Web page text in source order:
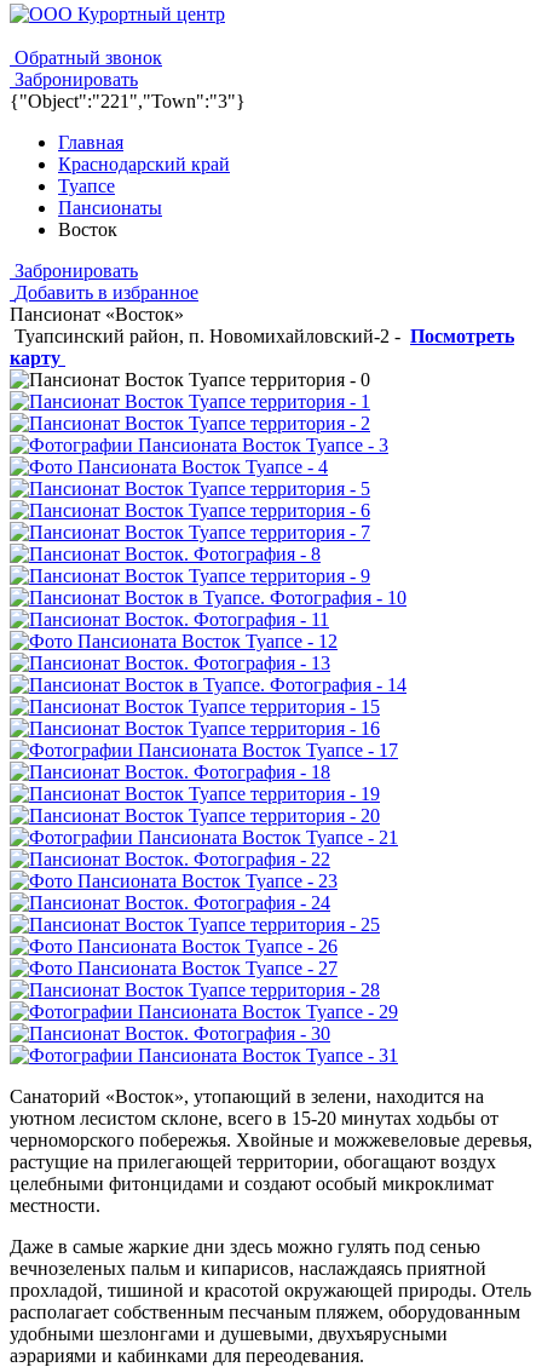
Обратный звонок
Забронировать
{"Object":"221","Town":"3"}
Главная
Краснодарский край
Туапсе
Пансионаты
Восток
Забронировать
Добавить в избранное
Пансионат «Восток»
Туапсинский район, п. Новомихайловский-2 - Посмотреть
карту
Санаторий «Восток», утопающий в зелени, находится на
уютном лесистом склоне, всего в 15-20 минутах ходьбы от
черноморского побережья. Хвойные и можжевеловые деревья,
растущие на прилегающей территории, обогащают воздух
целебными фитонцидами и создают особый микроклимат
местности.
Даже в самые жаркие дни здесь можно гулять под сенью
вечнозеленых пальм и кипарисов, наслаждаясь приятной
прохладой, тишиной и красотой окружающей природы. Отель
располагает собственным песчаным пляжем, оборудованным
удобными шезлонгами и душевыми, двухъярусными
аэрариями и кабинками для переодевания.